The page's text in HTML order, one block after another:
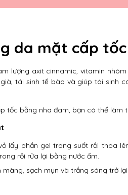
da mặt cấp
lượng axit cinnamic, vitamin
tái sinh tế bào và giúp tái sinh
tốc bằng nha đam, bạn có thể làm
lấy phần gel trong suốt rồi thoa
rồi rửa lại bằng nước ấm.
sạch mụn và trắng sáng trở lại.